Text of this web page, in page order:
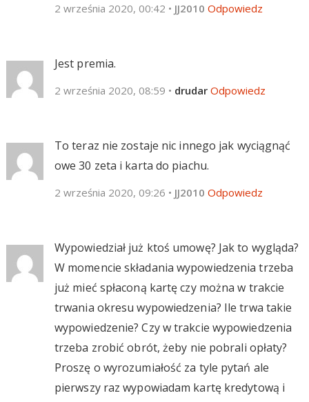
2 września 2020, 00:42 • JJ2010 Odpowiedz
Jest premia.
2 września 2020, 08:59 • drudar Odpowiedz
To teraz nie zostaje nic innego jak wyciągnąć
owe 30 zeta i karta do piachu.
2 września 2020, 09:26 • JJ2010 Odpowiedz
Wypowiedział już ktoś umowę? Jak to wygląda?
W momencie składania wypowiedzenia trzeba
już mieć spłaconą kartę czy można w trakcie
trwania okresu wypowiedzenia? Ile trwa takie
wypowiedzenie? Czy w trakcie wypowiedzenia
trzeba zrobić obrót, żeby nie pobrali opłaty?
Proszę o wyrozumiałość za tyle pytań ale
pierwszy raz wypowiadam kartę kredytową i